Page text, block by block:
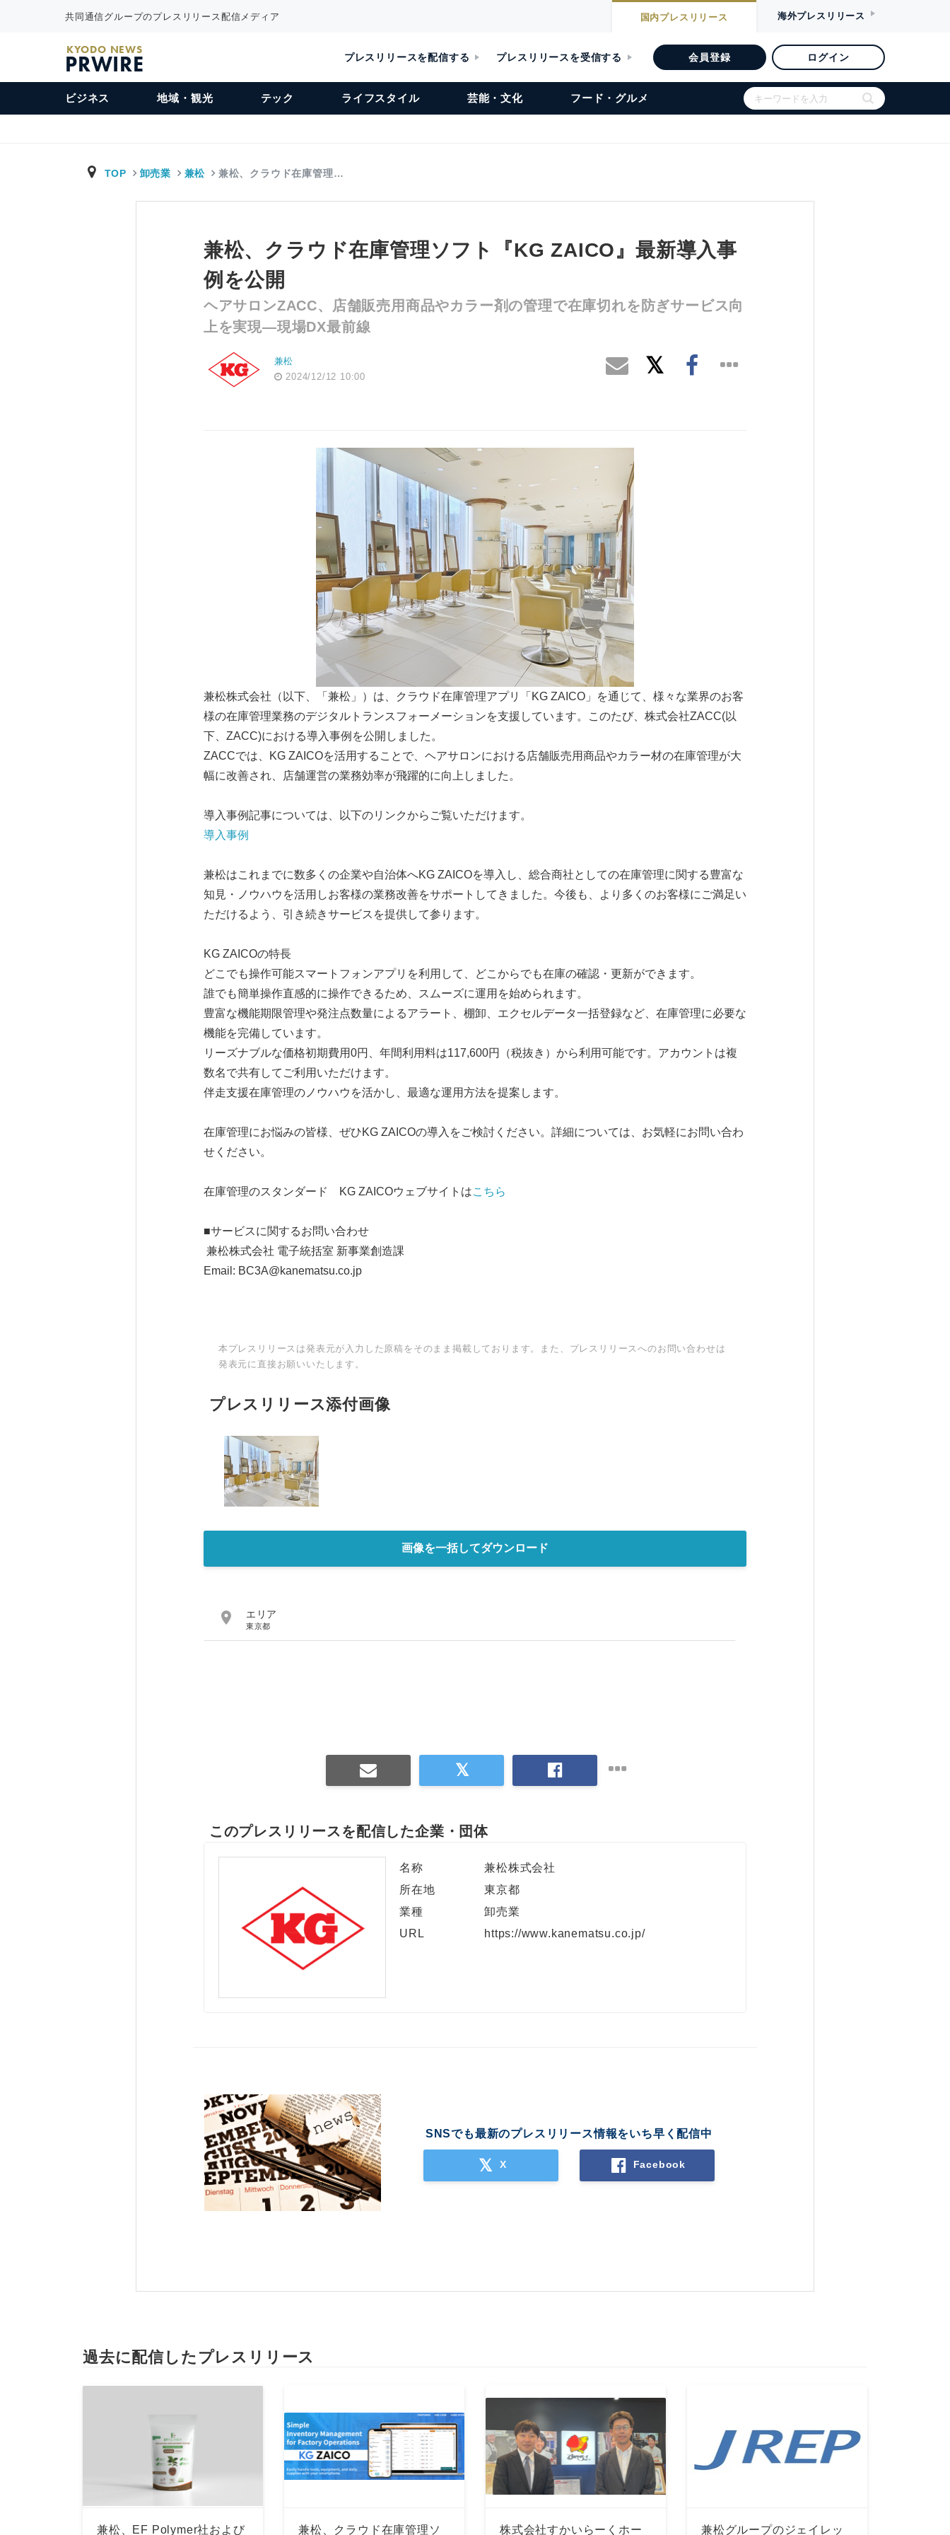
共同通信グループのプレスリリース配信メディア 国内プレスリリース 海外プレスリリース
KYODO NEWS
PRWIRE プレスリリースを配信する プレスリリースを受信する 会員登録 ログイン
ビジネス 地域・観光 テック ライフスタイル 芸能・文化 フード・グルメ
TOP 卸売業 兼松 兼松、クラウド在庫管理…
兼松、クラウド在庫管理ソフト『KG ZAICO』最新導入事
例を公開
ヘアサロンZACC、店舗販売用商品やカラー剤の管理で在庫切れを防ぎサービス向
上を実現―現場DX最前線
兼松
2024/12/12 10:00
兼松株式会社（以下、「兼松」）は、クラウド在庫管理アプリ「KG ZAICO」を通じて、様々な業界のお客
様の在庫管理業務のデジタルトランスフォーメーションを支援しています。このたび、株式会社ZACC(以
下、ZACC)における導入事例を公開しました。
ZACCでは、KG ZAICOを活用することで、ヘアサロンにおける店舗販売用商品やカラー材の在庫管理が大
幅に改善され、店舗運営の業務効率が飛躍的に向上しました。
導入事例記事については、以下のリンクからご覧いただけます。
導入事例
兼松はこれまでに数多くの企業や自治体へKG ZAICOを導入し、総合商社としての在庫管理に関する豊富な
知見・ノウハウを活用しお客様の業務改善をサポートしてきました。今後も、より多くのお客様にご満足い
ただけるよう、引き続きサービスを提供して参ります。
KG ZAICOの特長
どこでも操作可能スマートフォンアプリを利用して、どこからでも在庫の確認・更新ができます。
誰でも簡単操作直感的に操作できるため、スムーズに運用を始められます。
豊富な機能期限管理や発注点数量によるアラート、棚卸、エクセルデータ一括登録など、在庫管理に必要な
機能を完備しています。
リーズナブルな価格初期費用0円、年間利用料は117,600円（税抜き）から利用可能です。アカウントは複
数名で共有してご利用いただけます。
伴走支援在庫管理のノウハウを活かし、最適な運用方法を提案します。
在庫管理にお悩みの皆様、ぜひKG ZAICOの導入をご検討ください。詳細については、お気軽にお問い合わ
せください。
在庫管理のスタンダード KG ZAICOウェブサイトはこちら
■サービスに関するお問い合わせ
兼松株式会社 電子統括室 新事業創造課
Email: BC3A@kanematsu.co.jp
本プレスリリースは発表元が入力した原稿をそのまま掲載しております。また、プレスリリースへのお問い合わせは
発表元に直接お願いいたします。
プレスリリース添付画像
画像を一括してダウンロード
 エリア
東京都
このプレスリリースを配信した企業・団体
名称
兼松株式会社
所在地
東京都
業種
卸売業
URL
https://www.kanematsu.co.jp/
SNSでも最新のプレスリリース情報をいち早く配信中
X Facebook
過去に配信したプレスリリース
兼松、EF Polymer社および 兼松、クラウド在庫管理ソ 株式会社すかいらーくホー 兼松グループのジェイレッ